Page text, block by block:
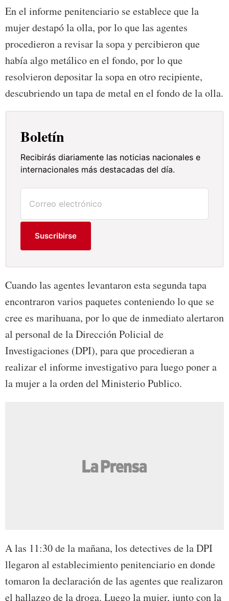
En el informe penitenciario se establece que la
mujer destapó la olla, por lo que las agentes
procedieron a revisar la sopa y percibieron que
había algo metálico en el fondo, por lo que
resolvieron depositar la sopa en otro recipiente,
descubriendo un tapa de metal en el fondo de la olla.
Boletín
Recibirás diariamente las noticias nacionales e
internacionales más destacadas del día.
Suscribirse
Cuando las agentes levantaron esta segunda tapa
encontraron varios paquetes conteniendo lo que se
cree es marihuana, por lo que de inmediato alertaron
al personal de la Dirección Policial de
Investigaciones (DPI), para que procedieran a
realizar el informe investigativo para luego poner a
la mujer a la orden del Ministerio Publico.
A las 11:30 de la mañana, los detectives de la DPI
llegaron al establecimiento penitenciario en donde
tomaron la declaración de las agentes que realizaron
el hallazgo de la droga. Luego la mujer, junto con la